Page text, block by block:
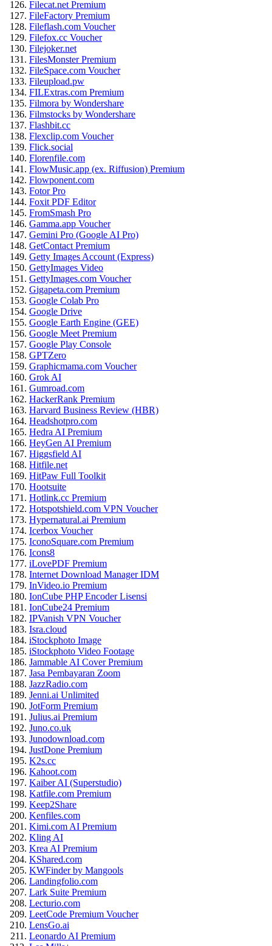
Filecat.net Premium
FileFactory Premium
Fileflash.com Voucher
Filefox.cc Voucher
Filejoker.net
FilesMonster Premium
FileSpace.com Voucher
Fileupload.pw
FILExtras.com Premium
Filmora by Wondershare
Filmstocks by Wondershare
Flashbit.cc
Flexclip.com Voucher
Flick.social
Florenfile.com
FlowMusic.app (ex. Riffusion) Premium
Flowponent.com
Fotor Pro
Foxit PDF Editor
FromSmash Pro
Gamma.app Voucher
Gemini Pro (Google AI Pro)
GetContact Premium
Getty Images Account (Express)
GettyImages Video
GettyImages.com Voucher
Gigapeta.com Premium
Google Colab Pro
Google Drive
Google Earth Engine (GEE)
Google Meet Premium
Google Play Console
GPTZero
Graphicmama.com Voucher
Grok AI
Gumroad.com
HackerRank Premium
Harvard Business Review (HBR)
Headshotpro.com
Hedra AI Premium
HeyGen AI Premium
Higgsfield AI
Hitfile.net
HitPaw Full Toolkit
Hootsuite
Hotlink.cc Premium
Hotspotshield.com VPN Voucher
Hypernatural.ai Premium
Icerbox Voucher
IconoSquare.com Premium
Icons8
iLovePDF Premium
Internet Download Manager IDM
InVideo.io Premium
IonCube PHP Encoder Lisensi
IonCube24 Premium
IPVanish VPN Voucher
Isra.cloud
iStockphoto Image
iStockphoto Video Footage
Jammable AI Cover Premium
Jasa Pembayaran Zoom
JazzRadio.com
Jenni.ai Unlimited
JotForm Premium
Julius.ai Premium
Juno.co.uk
Junodownload.com
JustDone Premium
K2s.cc
Kahoot.com
Kaiber AI (Superstudio)
Katfile.com Premium
Keep2Share
Kenfiles.com
Kimi.com AI Premium
Kling AI
Krea AI Premium
KShared.com
KWFinder by Mangools
Landingfolio.com
Lark Suite Premium
Lecturio.com
LeetCode Premium Voucher
LensGo.ai
Leonardo AI Premium